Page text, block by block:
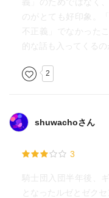
のがとても好印象。
不正義」でなかった
的な話も入ってくるの
2
shuwachoさん
3
騎士団入団半年後、
となったルゼとゼクセ